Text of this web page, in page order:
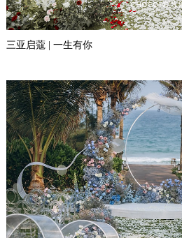
三亚启蔻 | 一生有你